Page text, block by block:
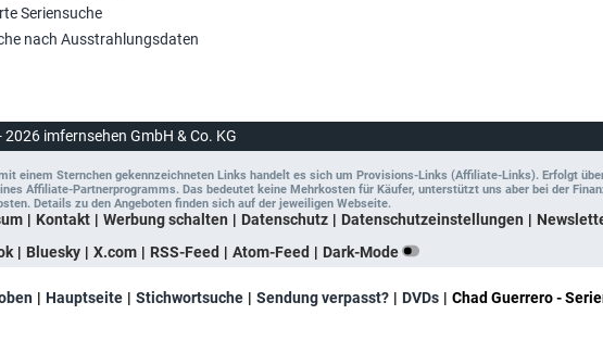
Seriensuche
nach Ausstrahlungsdaten
imfernsehen GmbH & Co. KG
einem Sternchen gekennzeichneten Links handelt es sich um Provisions-Links (Affiliate-Links). Erfolgt
Affiliate-Partnerprogramms. Das bedeutet keine Mehrkosten für Käufer, unterstützt uns aber bei der
Details zu den Angeboten finden sich auf der jeweiligen Webseite.
Kontakt Werbung schalten Datenschutz Datenschutzeinstellungen
Bluesky X.com RSS-Feed Atom-Feed Dark-Mode
Hauptseite Stichwortsuche Sendung verpasst? DVDs Chad Guerrero -